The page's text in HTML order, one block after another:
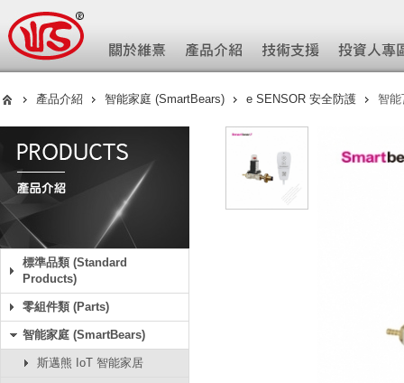
產品介紹 智能家庭 (SmartBears) e SENSOR 安全防護 智
標準品類 (Standard
Products)
零組件類 (Parts)
智能家庭 (SmartBears)
斯邁熊 IoT 智能家居